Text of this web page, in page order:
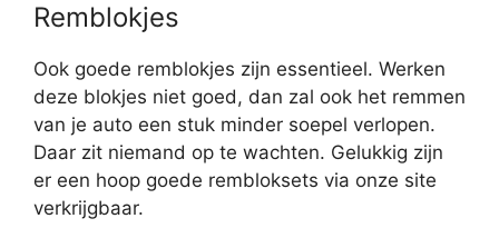
Remblokjes
Ook goede remblokjes zijn essentieel. Werken
deze blokjes niet goed, dan zal ook het remmen
van je auto een stuk minder soepel verlopen.
Daar zit niemand op te wachten. Gelukkig zijn
er een hoop goede rembloksets via onze site
verkrijgbaar.